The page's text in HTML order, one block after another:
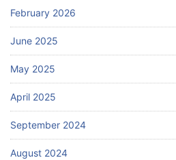
February 2026
June 2025
May 2025
April 2025
September 2024
August 2024